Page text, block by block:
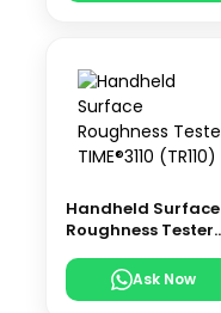
Handheld Surface
Roughness Tester
Ask Now